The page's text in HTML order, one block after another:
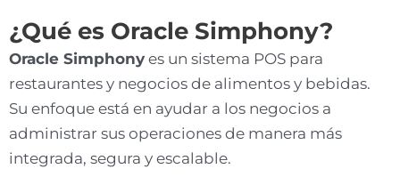
¿Qué es Oracle Simphony?
Oracle Simphony es un sistema POS para
restaurantes y negocios de alimentos y bebidas.
Su enfoque está en ayudar a los negocios a
administrar sus operaciones de manera más
integrada, segura y escalable.